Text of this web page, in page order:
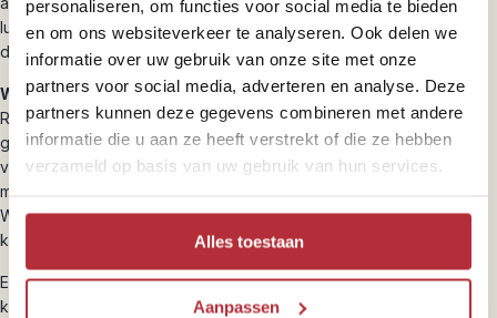
personaliseren, om functies voor social media te bieden
en om ons websiteverkeer te analyseren. Ook delen we
informatie over uw gebruik van onze site met onze
partners voor social media, adverteren en analyse. Deze
partners kunnen deze gegevens combineren met andere
informatie die u aan ze heeft verstrekt of die ze hebben
verzameld op basis van uw gebruik van hun services.
Alles toestaan
Aanpassen
luchtvaartmaatschappijen of douanebeambten alsnog om dit
document kunnen vragen.
Wil je dit nog een keer rustig doorlezen:klik hier
Reis je als moeder alleen met je kind of met een samengesteld
gezin? Vaak komt het voor dat kinderen de achternaam van hun
vader krijgen, waardoor hun achternaam afwijkt van die van de
moeder. Dit geldt ook voor reizen in Botswana en Namibië.
Wanneer je als moeder of vader alleen op reis gaat met je
kinderen, dien je het volgende mee te nemen:
Engelse vertaling van de originele geboorteakte
kopie van het paspoort van de de andere ouder met een